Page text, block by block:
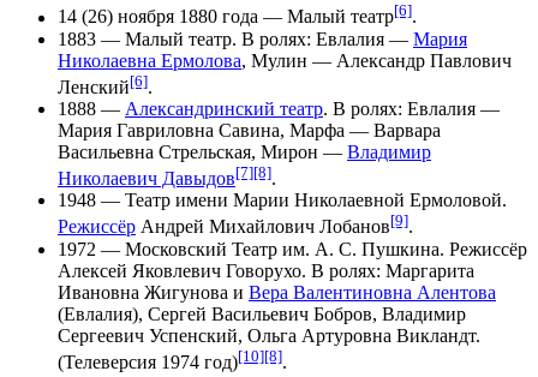
14 (26) ноября 1880 года — Малый театр[6].
1883 — Малый театр. В ролях: Евлалия — Мария
Николаевна Ермолова, Мулин — Александр Павлович
Ленский[6].
1888 — Александринский театр. В ролях: Евлалия —
Мария Гавриловна Савина, Марфа — Варвара
Васильевна Стрельская, Мирон — Владимир
Николаевич Давыдов[7][8].
1948 — Театр имени Марии Николаевной Ермоловой.
Режиссёр Андрей Михайлович Лобанов[9].
1972 — Московский Театр им. А. С. Пушкина. Режиссёр
Алексей Яковлевич Говорухо. В ролях: Маргарита
Ивановна Жигунова и Вера Валентиновна Алентова
(Евлалия), Сергей Васильевич Бобров, Владимир
Сергеевич Успенский, Ольга Артуровна Викландт.
(Телеверсия 1974 год)[10][8].